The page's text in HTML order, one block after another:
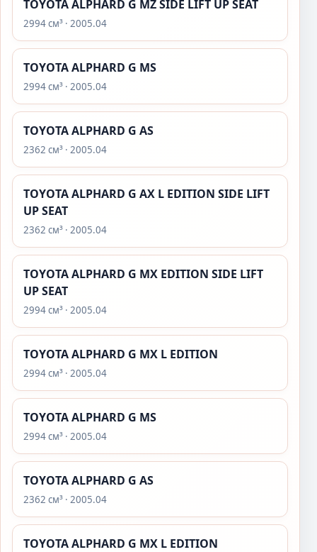
TOYOTA ALPHARD G MZ SIDE LIFT UP SEAT
2994 см³ · 2005.04
TOYOTA ALPHARD G MS
2994 см³ · 2005.04
TOYOTA ALPHARD G AS
2362 см³ · 2005.04
TOYOTA ALPHARD G AX L EDITION SIDE LIFT
UP SEAT
2362 см³ · 2005.04
TOYOTA ALPHARD G MX EDITION SIDE LIFT
UP SEAT
2994 см³ · 2005.04
TOYOTA ALPHARD G MX L EDITION
2994 см³ · 2005.04
TOYOTA ALPHARD G MS
2994 см³ · 2005.04
TOYOTA ALPHARD G AS
2362 см³ · 2005.04
TOYOTA ALPHARD G MX L EDITION